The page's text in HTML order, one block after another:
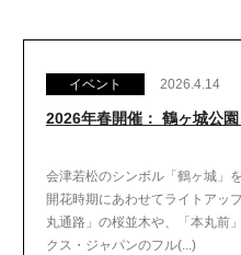
イベント 2026.4.14
2026年春開催： 鶴ヶ城公
会津若松のシンボル「鶴ヶ城」
開花時期にあわせてライトアッ
丸通路」の桜並木や、「本丸前
クス・ジャパンのフル(...)